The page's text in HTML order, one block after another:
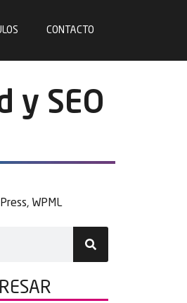
CONTACTO
y SEO
, WPML